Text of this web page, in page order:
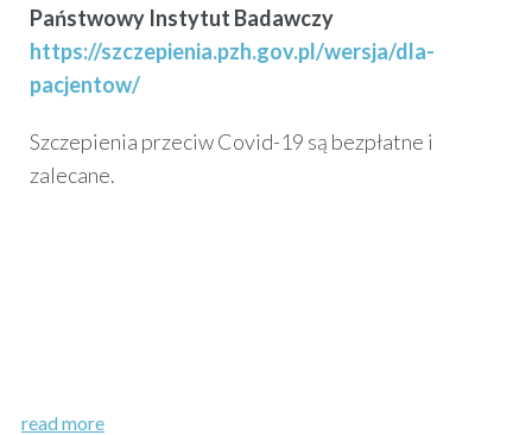
Państwowy Instytut Badawczy
https://szczepienia.pzh.gov.pl/wersja/dla-
pacjentow/
Szczepienia przeciw Covid-19 są bezpłatne i
zalecane.
read more